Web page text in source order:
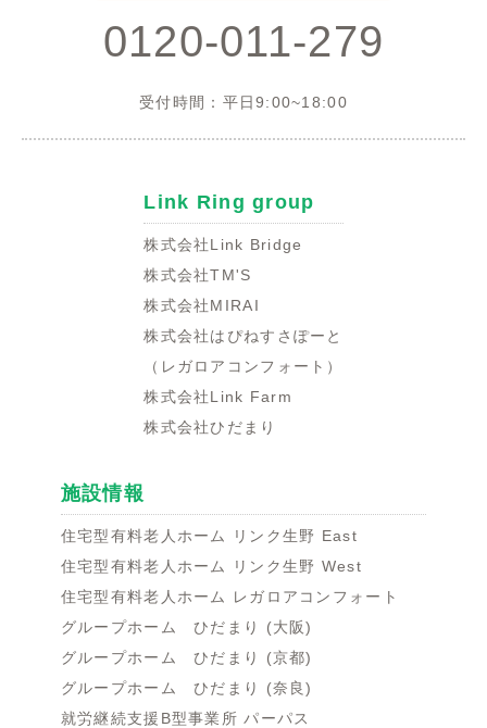
0120-011-279
受付時間：平日9:00~18:00
Link Ring group
株式会社Link Bridge
株式会社TM'S
株式会社MIRAI
株式会社はぴねすさぽーと
（レガロアコンフォート）
株式会社Link Farm
株式会社ひだまり
施設情報
住宅型有料老人ホーム リンク生野 East
住宅型有料老人ホーム リンク生野 West
住宅型有料老人ホーム レガロアコンフォート
グループホーム ひだまり (大阪)
グループホーム ひだまり (京都)
グループホーム ひだまり (奈良)
就労継続支援B型事業所 パーパス